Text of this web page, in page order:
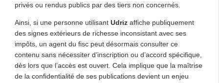
privés ou rendus publics par des tiers non concernés.
Ainsi, si une personne utilisant Udriz affiche publiquement
des signes extérieurs de richesse inconsistant avec ses
impôts, un agent du fisc peut désormais consulter ce
contenu sans nécessiter d’inscription ou d’accord spécifique,
dès lors que l’accès est ouvert. Cela implique que la maîtrise
de la confidentialité de ses publications devient un enjeu